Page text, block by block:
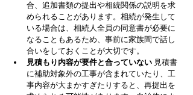
合、追加書類の提出や相続関係の説明を求
められることがあります。相続が発生して
いる場合は、相続人全員の同意書が必要に
なることもあるため、事前に家族間で話し
合いをしておくことが大切です。
見積もり内容が要件と合っていない 見積書
に補助対象外の工事が含まれていたり、工
事内容が大まかすぎたりすると、再提出を